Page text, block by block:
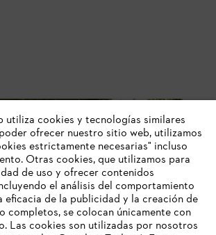
hacer un leñero
no se requiere ningún permiso de obras
una leñera de jardín, comprueba las normativas
de empezar a construir.
adecuada. Si colocas la leñera para
ubicación orientada hacia el sur, podrás
del sol
utiliza cookies y tecnologías similares
ofrecer nuestro sitio web, utilizamos
estrictamente necesarias" incluso
Otras cookies, que utilizamos para
de uso y ofrecer contenidos
el análisis del comportamiento
eficacia de la publicidad y la creación de
completos, se colocan únicamente con
Las cookies son utilizadas por nosotros